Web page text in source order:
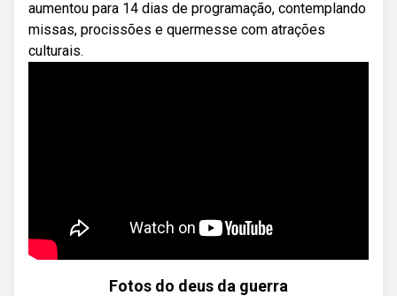
aumentou para 14 dias de programação, contemplando
missas, procissões e quermesse com atrações
culturais.
Fotos do deus da guerra